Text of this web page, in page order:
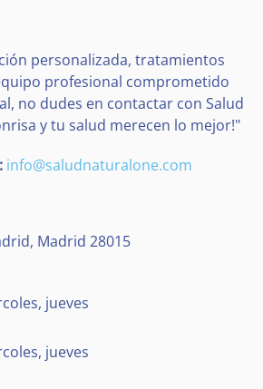
personalizada, tratamientos
profesional comprometido
no dudes en contactar con Salud
y tu salud merecen lo mejor!"
info@saludnaturalone.com
, Madrid 28015
jueves
jueves